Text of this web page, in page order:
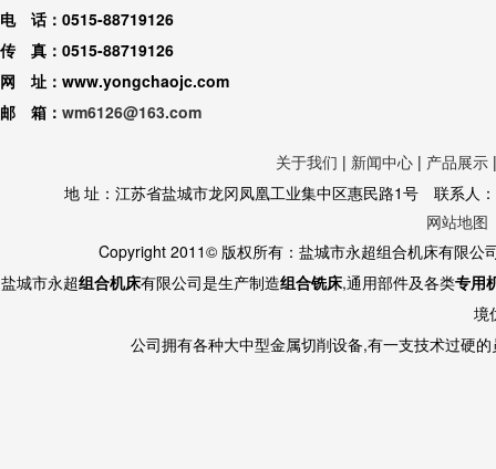
电 话：0515-88719126
传 真：0515-88719126
网 址：www.yongchaojc.com
邮 箱： wm6126@163.com
关于我们 | 新闻中心 | 产品展示
地 址：江苏省盐城市龙冈凤凰工业集中区惠民路1号 联系
网站地图
Copyright 2011© 版权所有：盐城市永超组合机床有限
盐城市永超组合机床有限公司是生产制造组合铣床,通用部件及各类专用
境
公司拥有各种大中型金属切削设备,有一支技术过硬